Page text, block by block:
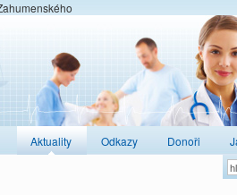
Aktuality Odkazy Donoři